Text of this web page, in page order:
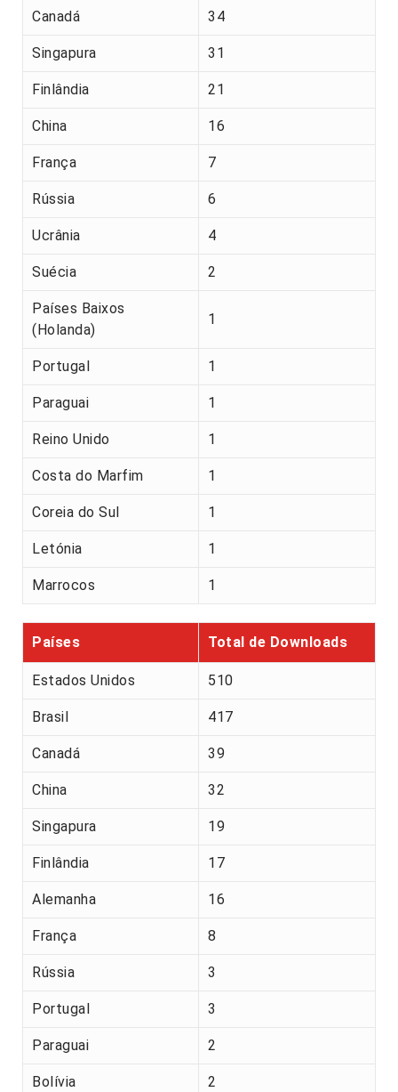
Canadá 34
Singapura 31
Finlândia 21
China 16
França 7
Rússia 6
Ucrânia 4
Suécia 2
Países Baixos
(Holanda)
1
Portugal 1
Paraguai 1
Reino Unido 1
Costa do Marfim 1
Coreia do Sul 1
Letónia 1
Marrocos 1
Países Total de Downloads
Estados Unidos 510
Brasil 417
Canadá 39
China 32
Singapura 19
Finlândia 17
Alemanha 16
França 8
Rússia 3
Portugal 3
Paraguai 2
Bolívia 2